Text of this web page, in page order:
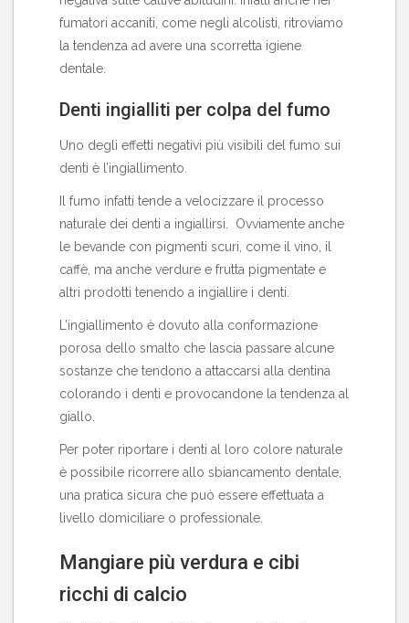
fumatori accaniti, come negli alcolisti, ritroviamo
la tendenza ad avere una scorretta igiene
dentale.
Denti ingialliti per colpa del fumo
Uno degli effetti negativi più visibili del fumo sui
denti è l’ingiallimento.
Il fumo infatti tende a velocizzare il processo
naturale dei denti a ingiallirsi. Ovviamente anche
le bevande con pigmenti scuri, come il vino, il
caffè, ma anche verdure e frutta pigmentate e
altri prodotti tenendo a ingiallire i denti.
L’ingiallimento è dovuto alla conformazione
porosa dello smalto che lascia passare alcune
sostanze che tendono a attaccarsi alla dentina
colorando i denti e provocandone la tendenza al
giallo.
Per poter riportare i denti al loro colore naturale
è possibile ricorrere allo sbiancamento dentale,
una pratica sicura che può essere effettuata a
livello domiciliare o professionale.
Mangiare più verdura e cibi
ricchi di calcio